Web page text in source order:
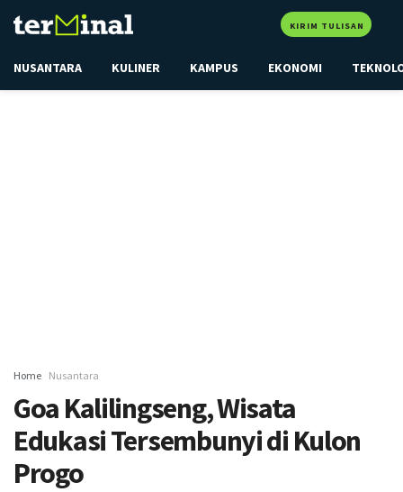
KIRIM TULISAN
NUSANTARA KULINER KAMPUS EKONOMI
Home Nusantara
Goa Kalilingseng, Wisata
Edukasi Tersembunyi di Kulon
Progo